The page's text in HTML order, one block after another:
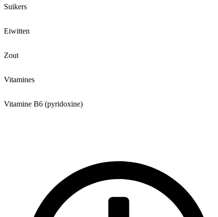
Suikers
Eiwitten
Zout
Vitamines
Vitamine B6 (pyridoxine)